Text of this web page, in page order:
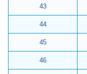
43
44
45
46